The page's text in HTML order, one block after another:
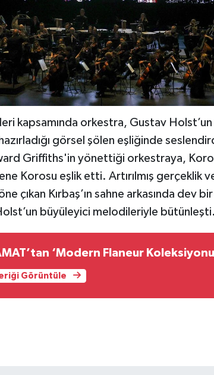
kapsamında orkestra, Gustav
görsel şölen eşliğinde
Griffiths'in yönettiği orkestraya, Koro
Korosu eşlik etti. Artırılmış gerçeklik
çıkan Kırbaş’ın sahne arkasında dev
büyüleyici melodileriyle bütünleşti.
‘Modern Flaneur
Görüntüle